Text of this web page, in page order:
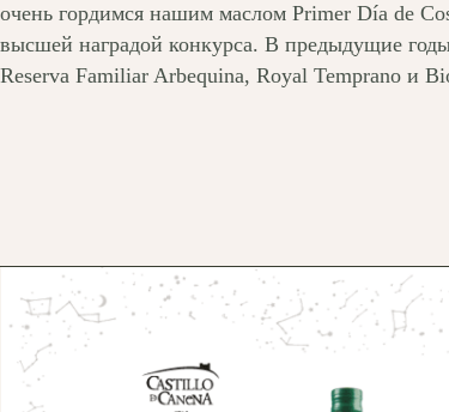
очень гордимся нашим маслом Primer Día de
высшей наградой конкурса. В предыдущие
Reserva Familiar Arbequina, Royal Temprano и